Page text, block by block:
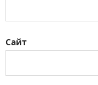
Сайт